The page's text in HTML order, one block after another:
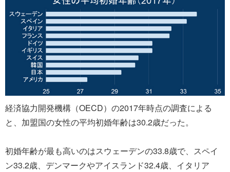
経済協力開発機構（OECD）の2017年時点の調査による
と、加盟国の女性の平均初婚年齢は30.2歳だった。
初婚年齢が最も高いのはスウェーデンの33.8歳で、スペイ
ン33.2歳、デンマークやアイスランド32.4歳、イタリア